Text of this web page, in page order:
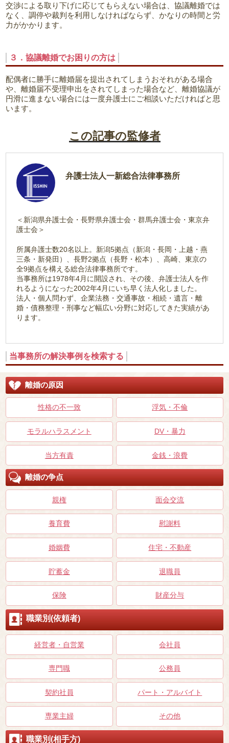
交渉による取り下げに応じてもらえない場合は、協議離婚では
なく、調停や裁判を利用しなければならず、かなりの時間と労
力がかかります。
３．協議離婚でお困りの方は
配偶者に勝手に離婚届を提出されてしまうおそれがある場合
や、離婚届不受理申出をされてしまった場合など、離婚協議が
円滑に進まない場合には一度弁護士にご相談いただければと思
います。
この記事の監修者
弁護士法人一新総合法律事務所
＜新潟県弁護士会・長野県弁護士会・群馬弁護士会・東京弁
護士会＞
所属弁護士数20名以上。新潟5拠点（新潟・長岡・上越・燕
三条・新発田）、長野2拠点（長野・松本）、高崎、東京の
全9拠点を構える総合法律事務所です。
当事務所は1978年4月に開設され、その後、弁護士法人を作
れるようになった2002年4月にいち早く法人化しました。
法人・個人問わず、企業法務・交通事故・相続・遺言・離
婚・債務整理・刑事など幅広い分野に対応してきた実績があ
ります。
当事務所の解決事例を検索する
離婚の原因
性格の不一致 浮気・不倫
モラルハラスメント DV・暴力
当方有責 金銭・浪費
離婚の争点
親権 面会交流
養育費 慰謝料
婚姻費 住宅・不動産
貯蓄金 退職員
保険 財産分与
職業別(依頼者)
経営者・自営業 会社員
専門職 公務員
契約社員 パート・アルバイト
専業主婦 その他
職業別(相手方)